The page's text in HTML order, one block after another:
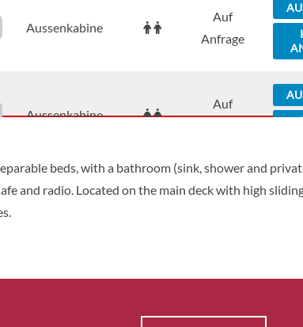
Aussenkabine
Auf
Anfrage
Aussenkabine
Auf
Auf
Auf
beds, with a bathroom (sink, shower and
and radio. Located on the main deck with high